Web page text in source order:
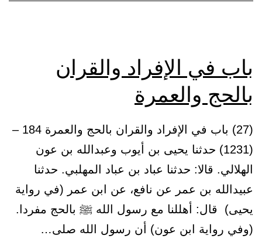
من
الطواف
والسعي
باب في الإفراد والقران
بالحج والعمرة
(27) باب في الإفراد والقران بالحج والعمرة 184 –
(1231) حدثنا يحيى بن أيوب وعبدالله بن عون
الهلالي. قالا: حدثنا عباد بن عباد المهلبي. حدثنا
عبيدالله بن عمر عن نافع، عن ابن عمر (في رواية
يحيى) قال: أهللنا مع رسول الله ﷺ بالحج مفردا.
(وفي رواية ابن عون) أن رسول الله صلى…